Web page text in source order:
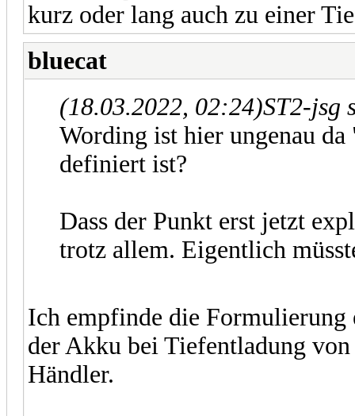
kurz oder lang auch zu einer
bluecat
(18.03.2022, 02:24)ST2-jsg
Wording ist hier ungenau
definiert ist?
Dass der Punkt erst jetzt
trotz allem. Eigentlich
Ich empfinde die
der Akku bei Tiefentladung
Händler.